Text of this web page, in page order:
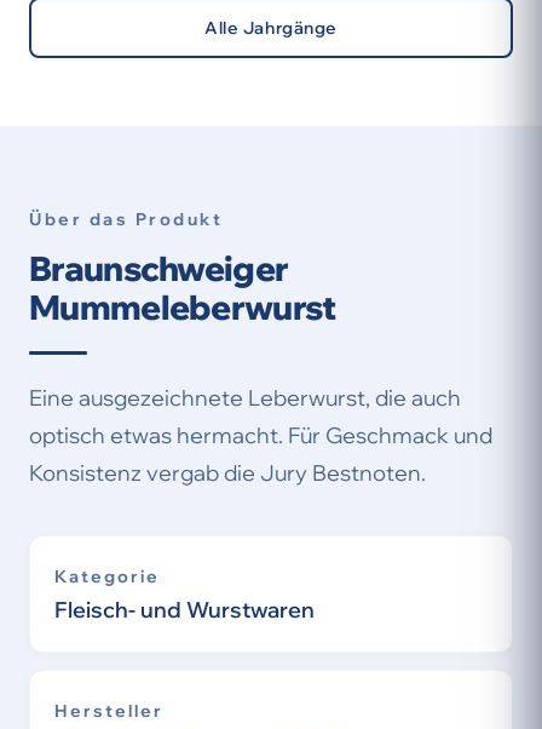
Alle Jahrgänge
Über das Produkt
Braunschweiger
Mummeleberwurst
Eine ausgezeichnete Leberwurst, die auch
optisch etwas hermacht. Für Geschmack und
Konsistenz vergab die Jury Bestnoten.
Kategorie
Fleisch- und Wurstwaren
Hersteller